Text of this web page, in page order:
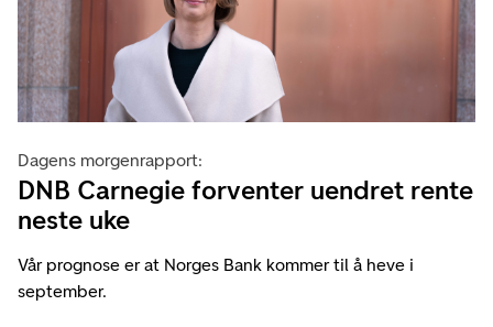
Dagens morgenrapport:
DNB Carnegie forventer uendret rente
neste uke
Vår prognose er at Norges Bank kommer til å heve i
september.